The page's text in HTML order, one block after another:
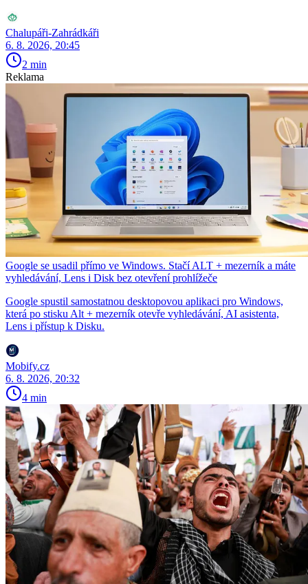
Chalupáři-Zahrádkáři
6. 8. 2026, 20:45
2 min
Reklama
Google se usadil přímo ve Windows. Stačí ALT + mezerník a máte
vyhledávání, Lens i Disk bez otevření prohlížeče
Google spustil samostatnou desktopovou aplikaci pro Windows,
která po stisku Alt + mezerník otevře vyhledávání, AI asistenta,
Lens i přístup k Disku.
Mobify.cz
6. 8. 2026, 20:32
4 min